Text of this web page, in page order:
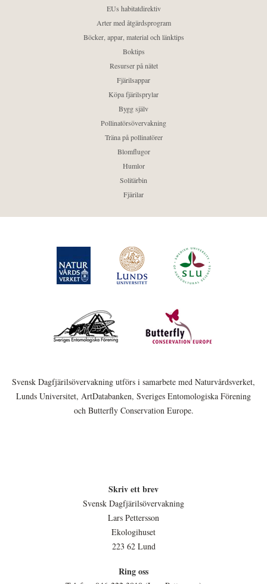
EUs habitatdirektiv
Arter med åtgärdsprogram
Böcker, appar, material och länktips
Boktips
Resurser på nätet
Fjärilsappar
Köpa fjärilsprylar
Bygg själv
Pollinatörsövervakning
Träna på pollinatörer
Blomflugor
Humlor
Solitärbin
Fjärilar
Svensk Dagfjärilsövervakning utförs i samarbete med Naturvårdsverket,
Lunds Universitet, ArtDatabanken, Sveriges Entomologiska Förening
och Butterfly Conservation Europe.
Skriv ett brev
Svensk Dagfjärilsövervakning
Lars Pettersson
Ekologihuset
223 62 Lund
Ring oss